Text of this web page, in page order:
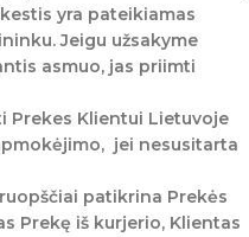
yra pateikiamas
Jeigu užsakyme
asmuo, jas priimti
Prekes Klientui Lietuvoje
jei nesusitarta
patikrina Prekės
Prekę iš kurjerio, Klientas